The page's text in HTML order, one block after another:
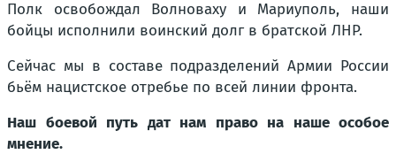
Полк освобождал Волноваху и Мариуполь, наши
бойцы исполнили воинский долг в братской ЛНР.
Сейчас мы в составе подразделений Армии России
бьём нацистское отребье по всей линии фронта.
Наш боевой путь дат нам право на наше особое
мнение.